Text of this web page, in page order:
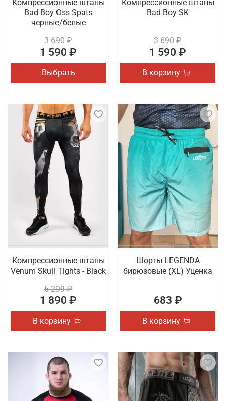
Компрессионные штаны
Bad Boy Oss Spats
черные/белые
3 690 ₽
1 590 ₽
Выбрать
Компрессионные штаны
Bad Boy SK
3 690 ₽
1 590 ₽
В корзину
Компрессионные штаны
Venum Skull Tights - Black
6 299 ₽
1 890 ₽
В корзину
Шорты LEGENDA
бирюзовые (XL) Уценка
683 ₽
В корзину